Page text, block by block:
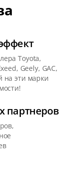
Toyota,
Geely, GAC,
на эти марки
партнеров